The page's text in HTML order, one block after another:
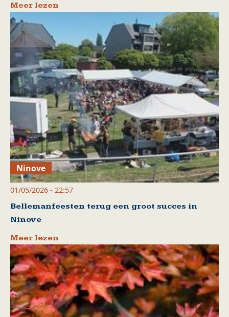
Meer lezen
Ninove
01/05/2026 - 22:57
Bellemanfeesten terug een groot succes in
Ninove
Meer lezen